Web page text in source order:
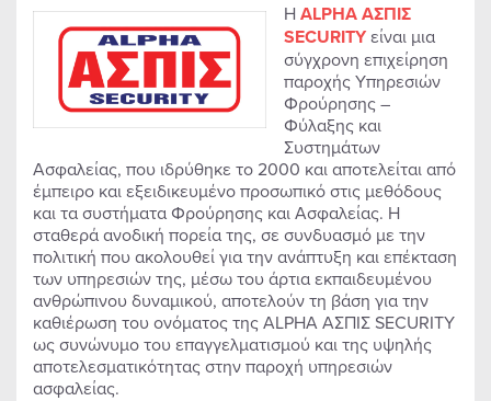
ΗΑLPHΑ ΑΣΠΙΣ
SECURITYείναι μια
σύγχρονη επιχείρηση
παροχής Υπηρεσιών
Φρούρησης –
Φύλαξης και
Συστημάτων
Ασφαλείας, που ιδρύθηκε το 2000 και αποτελείται από
έμπειρο και εξειδικευμένο προσωπικό στις μεθόδους
και τα συστήματα Φρούρησης και Ασφαλείας. Η
σταθερά ανοδική πορεία της, σε συνδυασμό με την
πολιτική που ακολουθεί για την ανάπτυξη και επέκταση
των υπηρεσιών της, μέσω του άρτια εκπαιδευμένου
ανθρώπινου δυναμικού, αποτελούν τη βάση για την
καθιέρωση του ονόματος της ΑLPHΑ ΑΣΠΙΣ SECURITY
ως συνώνυμο του επαγγελματισμού και της υψηλής
αποτελεσματικότητας στην παροχή υπηρεσιών
ασφαλείας.